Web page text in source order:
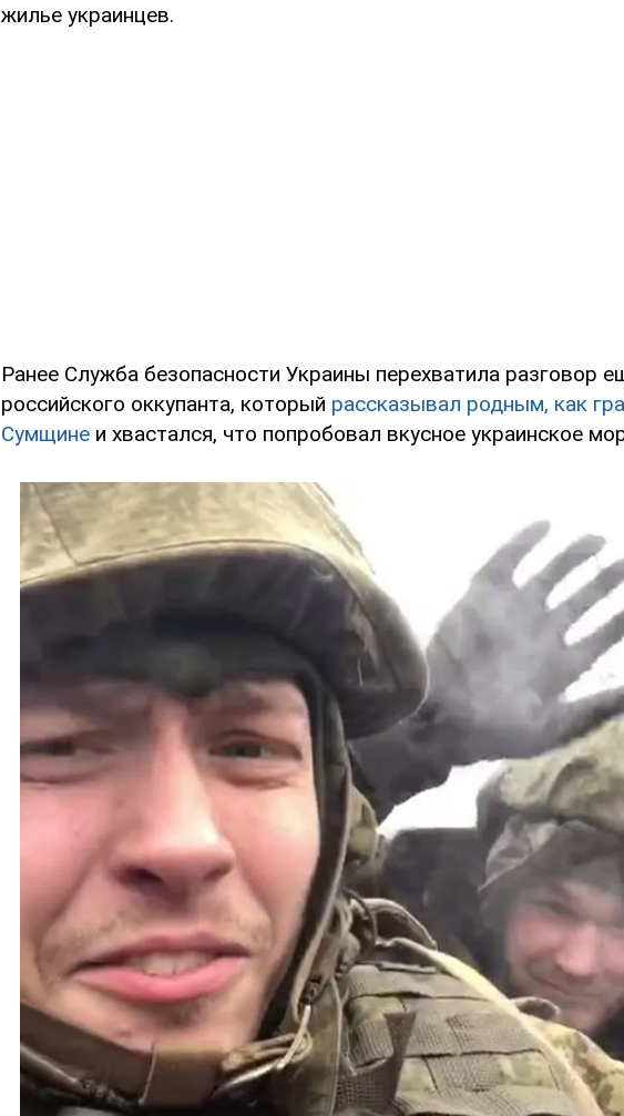
жилье украинцев.
Ранее Служба безопасности Украины перехватила разговор
российского оккупанта, который рассказывал родным, как
Сумщине и хвастался, что попробовал вкусное украинское